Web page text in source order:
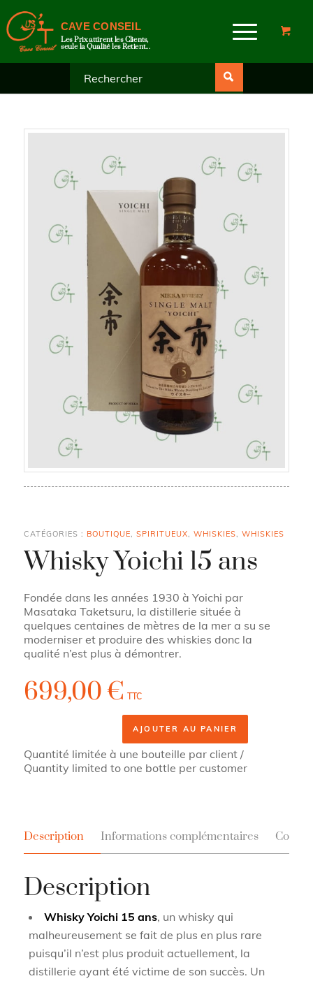
CAVE CONSEIL
Les Prix attirent les Clients,
seule la Qualité les Retient...
Whisky Yoichi 15 ans
699,00€ TTC
Fondée dans les années 1930 à Yoichi par
Masataka Taketsuru, la distillerie située à
quelques centaines de mètres de la mer a su se
moderniser et produire des whiskies donc la
qualité n’est plus à démontrer.
Quantité limitée à une bouteille par client /
Quantity limited to one bottle per customer
AJOUTER AU PANIER
CATÉGORIES : BOUTIQUE SPIRITUEUX WHISKIES WHISKIES
Description Informations complémentaires
Description
Whisky Yoichi 15 ans, un whisky qui
malheureusement se fait de plus en plus rare
puisqu’il n’est plus produit actuellement, la
distillerie ayant été victime de son succès. Un